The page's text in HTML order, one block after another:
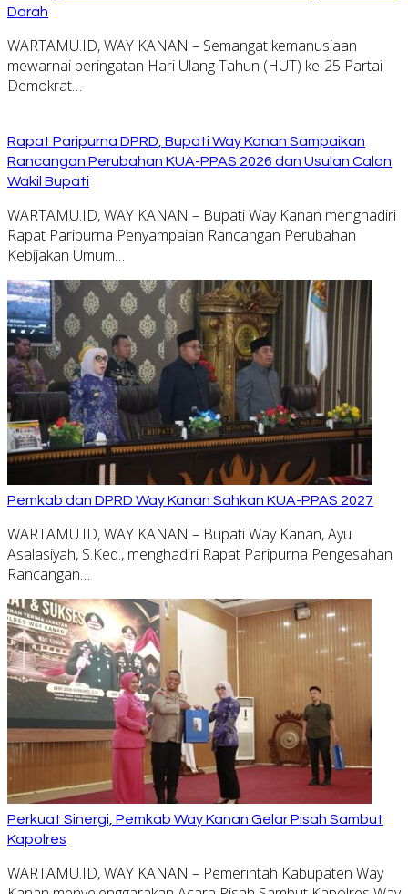
Darah
WARTAMU.ID, WAY KANAN – Semangat kemanusiaan
mewarnai peringatan Hari Ulang Tahun (HUT) ke-25 Partai
Demokrat…
Rapat Paripurna DPRD, Bupati Way Kanan Sampaikan
Rancangan Perubahan KUA-PPAS 2026 dan Usulan Calon
Wakil Bupati
WARTAMU.ID, WAY KANAN – Bupati Way Kanan menghadiri
Rapat Paripurna Penyampaian Rancangan Perubahan
Kebijakan Umum…
Pemkab dan DPRD Way Kanan Sahkan KUA-PPAS 2027
WARTAMU.ID, WAY KANAN – Bupati Way Kanan, Ayu
Asalasiyah, S.Ked., menghadiri Rapat Paripurna Pengesahan
Rancangan…
Perkuat Sinergi, Pemkab Way Kanan Gelar Pisah Sambut
Kapolres
WARTAMU.ID, WAY KANAN – Pemerintah Kabupaten Way